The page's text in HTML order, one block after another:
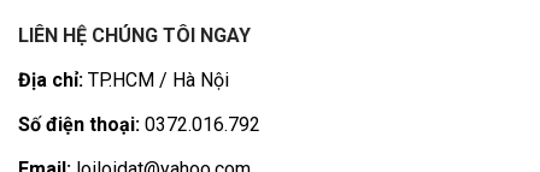
LIÊN HỆ CHÚNG TÔI NGAY
Địa chỉ: TP.HCM / Hà Nội
Số điện thoại: 0372.016.792